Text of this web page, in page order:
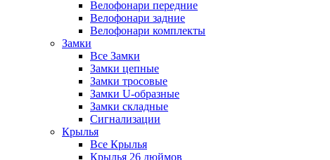
Велофонари передние
Велофонари задние
Велофонари комплекты
Замки
Все Замки
Замки цепные
Замки тросовые
Замки U-образные
Замки складные
Сигнализации
Крылья
Все Крылья
Крылья 26 дюймов